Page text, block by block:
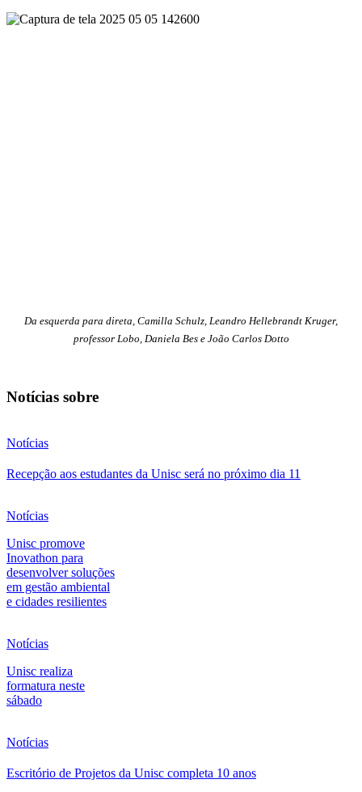
Da esquerda para direta, Camilla Schulz, Leandro Hellebrandt Kruger,
professor Lobo, Daniela Bes e João Carlos Dotto
Notícias sobre
Notícias
Recepção aos estudantes da Unisc será no próximo dia 11
Notícias
Unisc promove
Inovathon para
desenvolver soluções
em gestão ambiental
e cidades resilientes
Notícias
Unisc realiza
formatura neste
sábado
Notícias
Escritório de Projetos da Unisc completa 10 anos